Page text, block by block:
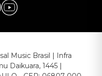
Music Brasil | Infra
Daikuara, 1445 |